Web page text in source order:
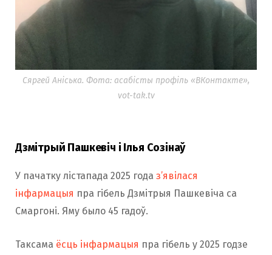
Сяргей Аніська. Фота: асабісты профіль «ВКонтакте»,
vot-tak.tv
Дзмітрый Пашкевіч і Ілья Созінаў
У пачатку лістапада 2025 года з’явілася
інфармацыя пра гібель Дзмітрыя Пашкевіча са
Смаргоні. Яму было 45 гадоў.
Таксама ёсць інфармацыя пра гібель у 2025 годзе